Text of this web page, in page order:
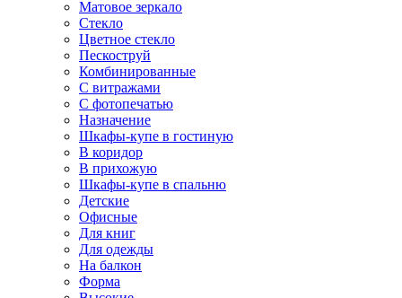
Матовое зеркало
Стекло
Цветное стекло
Пескоструй
Комбинированные
С витражами
С фотопечатью
Назначение
Шкафы-купе в гостиную
В коридор
В прихожую
Шкафы-купе в спальню
Детские
Офисные
Для книг
Для одежды
На балкон
Форма